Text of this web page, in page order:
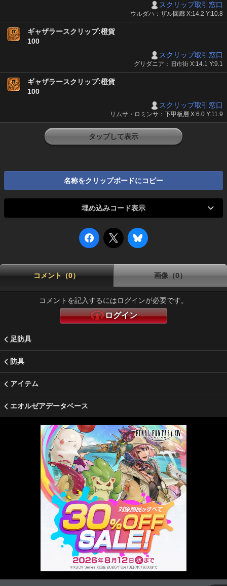
スクリップ取引窓口
ウルダハ：ザル回廊 X:14.2 Y:10.8
ギャザラースクリップ:橙貨
100
スクリップ取引窓口
グリダニア：旧市街 X:14.1 Y:9.1
ギャザラースクリップ:橙貨
100
スクリップ取引窓口
リムサ・ロミンサ：下甲板層 X:6.0 Y:11.9
タップして表示
名称をクリップボードにコピー
埋め込みコード表示
コメント（0） 画像（0）
コメントを記入するにはログインが必要です。
ログイン
足防具
防具
アイテム
エオルゼアデータベース